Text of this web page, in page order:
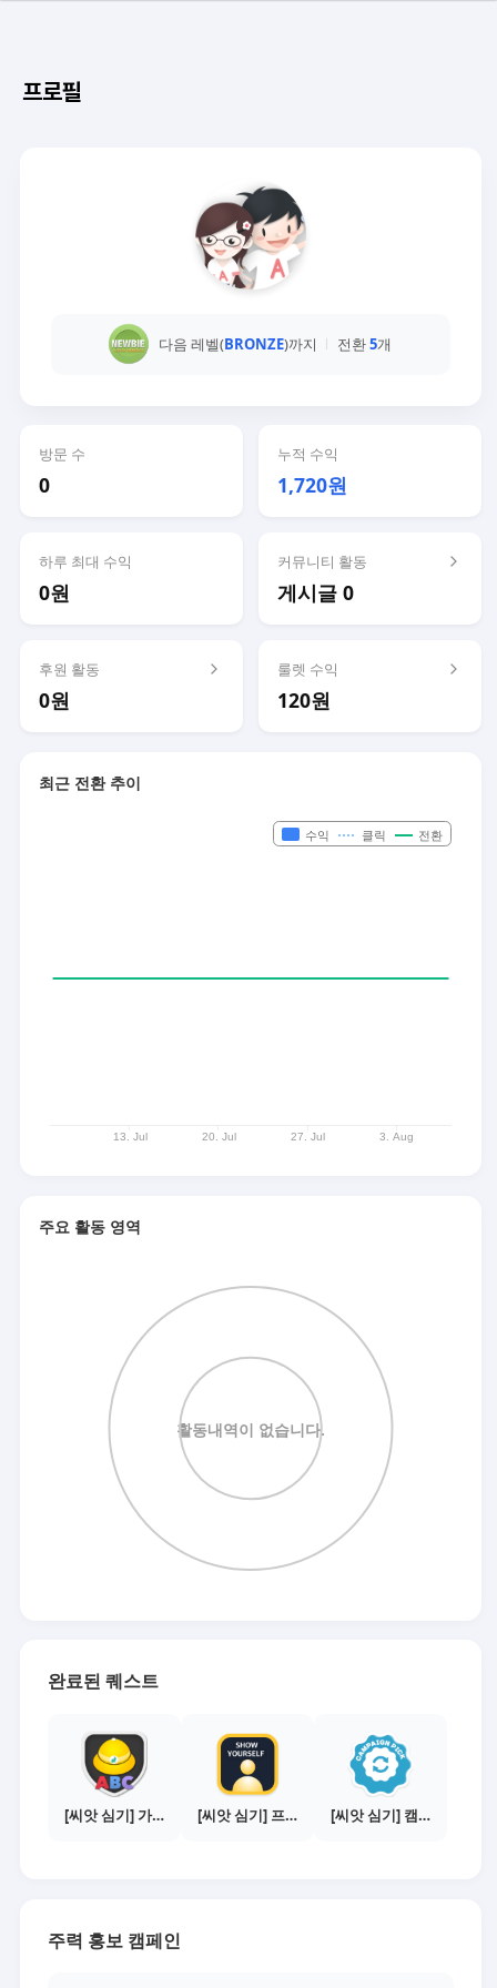
프로필
다음 레벨(BRONZE)까지 전환5개
방문 수
0
누적 수익
1,720원
하루 최대 수익
0원
커뮤니티 활동
게시글 0
후원 활동
0원
룰렛 수익
120원
최근 전환 추이
주요 활동 영역
완료된 퀘스트
[씨앗 심기] 가이드보기 - 매체별 활동 가이드 [씨앗 심기] 프로필 사진 등록하기 [씨앗 심기] 캠페인 전환하기
주력 홍보 캠페인